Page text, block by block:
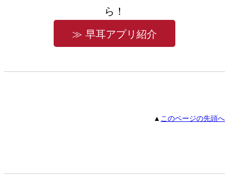
ら！
≫ 早耳アプリ紹介
▲ このページの先頭へ